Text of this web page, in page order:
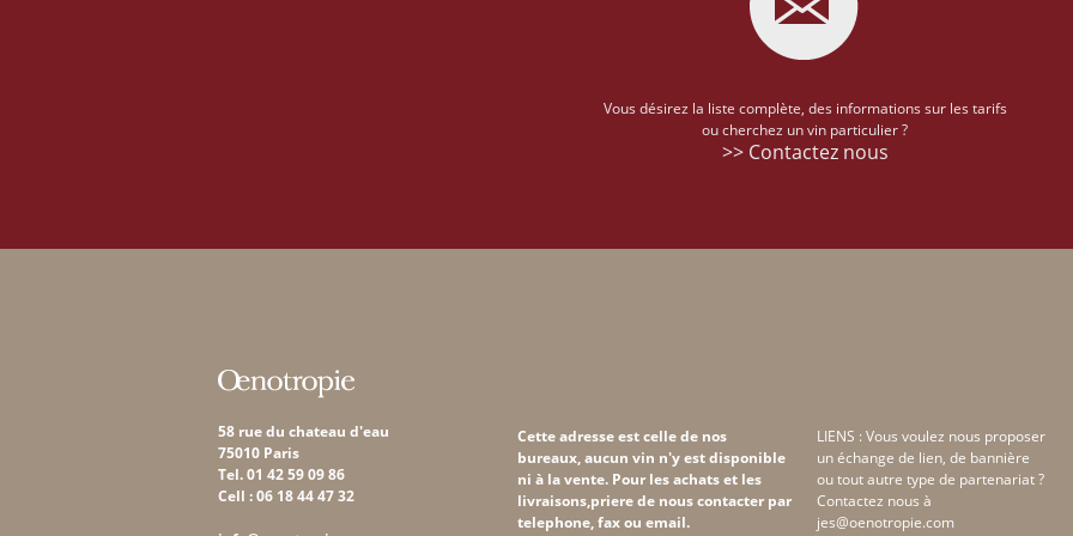
Vous désirez la liste complète, des informations sur les tarifs
ou cherchez un vin particulier ?
>> Contactez nous
58 rue du chateau d'eau
75010 Paris
Tel. 01 42 59 09 86
Cell : 06 18 44 47 32
Cette adresse est celle de nos
bureaux, aucun vin n'y est disponible
ni à la vente. Pour les achats et les
livraisons,priere de nous contacter par
telephone, fax ou email.
LIENS : Vous voulez nous proposer
un échange de lien, de bannière
ou tout autre type de partenariat ?
Contactez nous à
jes@oenotropie.com